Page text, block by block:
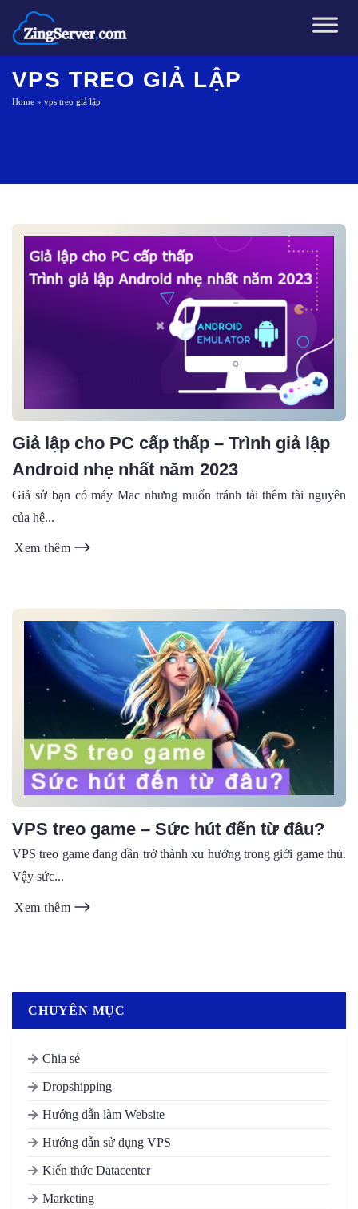
Chuyển
đến
dung
VPS TREO GIẢ LẬP
Home » vps treo giả lập
Giả lập cho PC cấp thấp – Trình giả lập
Android nhẹ nhất năm 2023
Giả sử bạn có máy Mac nhưng muốn tránh tải thêm tài nguyên
của hệ...
Xem thêm
VPS treo game – Sức hút đến từ đâu?
VPS treo game đang dần trở thành xu hướng trong giới game thủ.
Vậy sức...
Xem thêm
CHUYÊN MỤC
Chia sẻ
Dropshipping
Hướng dẫn làm Website
Hướng dẫn sử dụng VPS
Kiến thức Datacenter
Marketing